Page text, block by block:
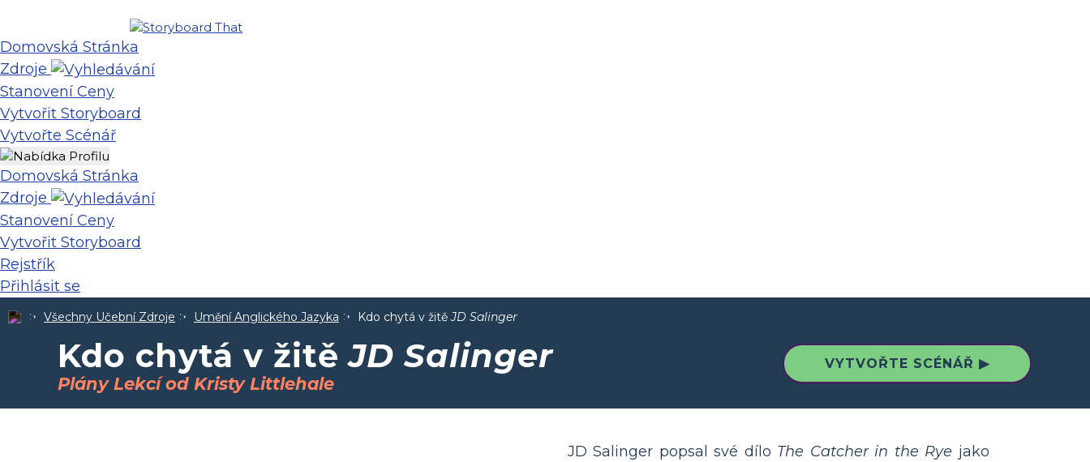
Domovská Stránka
Zdroje
Stanovení Ceny
Vytvořit Storyboard
Vytvořte Scénář
Domovská Stránka
Zdroje
Stanovení Ceny
Vytvořit Storyboard
Rejstřík
Přihlásit se
Všechny Učební Zdroje Umění Anglického Jazyka Kdo chytá v žitěJD Salinger
Kdo chytá v žitěJD Salinger
Plány Lekcí od Kristy Littlehale
VYTVOŘTE SCÉNÁŘ ▶
JD Salinger popsal své dílo The Catcher in the Rye jako